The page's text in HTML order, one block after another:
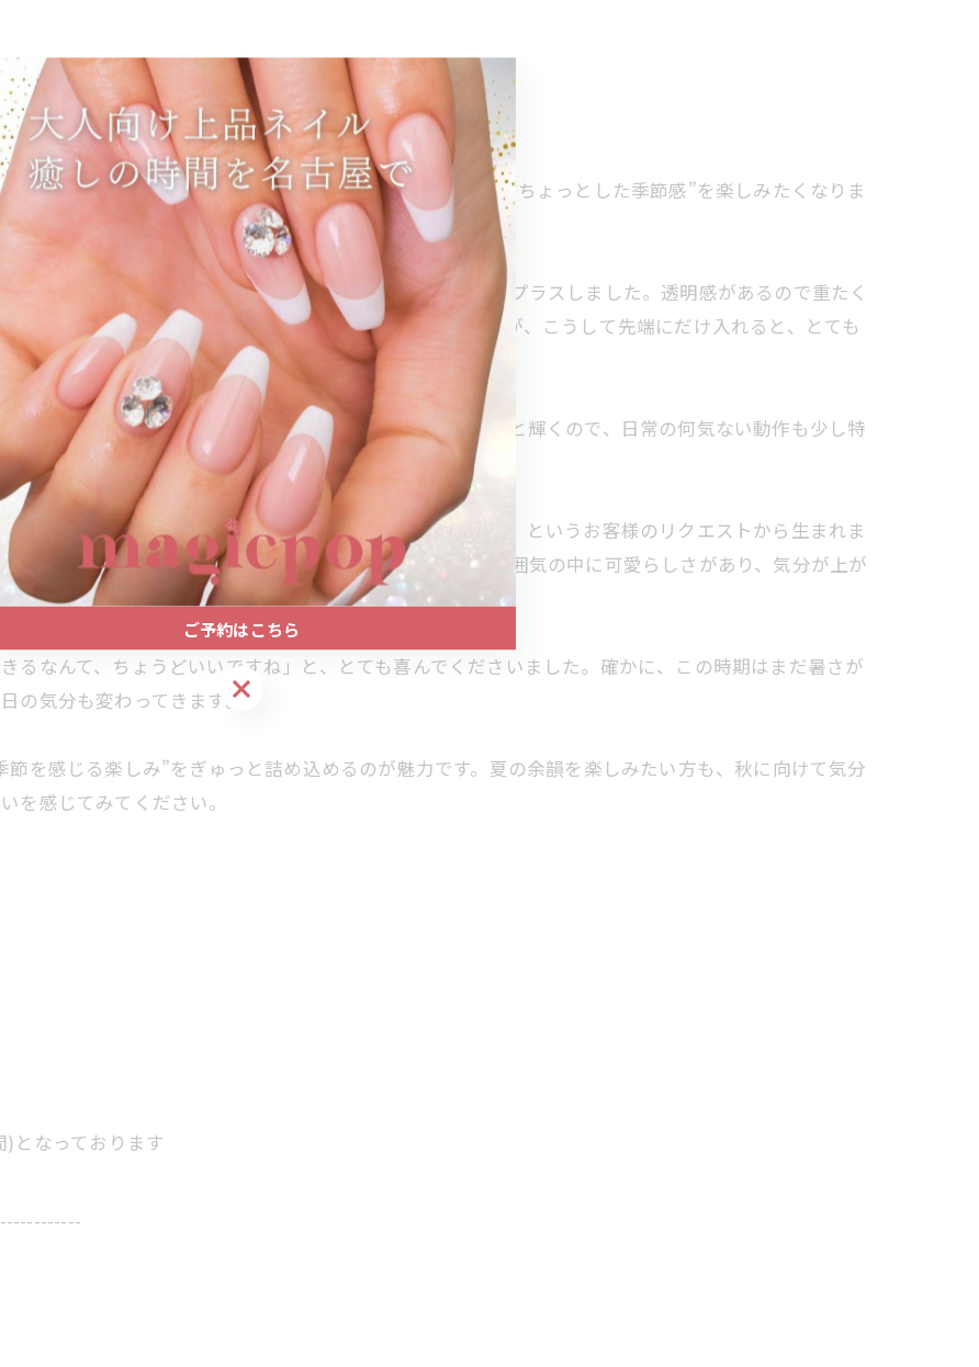
みたいんですよね。」
節の変わり目は特に、服装や小物と同じように、ネイルで“ちょっとした季節感”を楽しみたくなりま
ー。そこにほんのりイエローを効かせたフレンチラインをプラスしました。透明感があるので重たく
なります。「黄色って派手になりそう」と思われがちですが、こうして先端にだけ入れると、とても
らしい華やかさもプラスしました。光の当たり方でキラッと輝くので、日常の何気ない動作も少し特
たドライフラワーのアート。「お花も入れてみたいんです」というお客様のリクエストから生まれま
先に小さな花束を飾ったような仕上がりに。落ち着いた雰囲気の中に可愛らしさがあり、気分が上が
るなんて、ちょうどいいですね」と、とても喜んでくださいました。確かに、この時期はまだ暑さが
の気分も変わってきます。
を感じる楽しみ”をぎゅっと詰め込めるのが魅力です。夏の余韻を楽しみたい方も、秋に向けて気分
を感じてみてください。
となっております
ご予約はこちら
ご予約はこちら